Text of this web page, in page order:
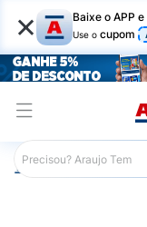
× Baixe o APP
Use o cupom
Araujo Saúde e